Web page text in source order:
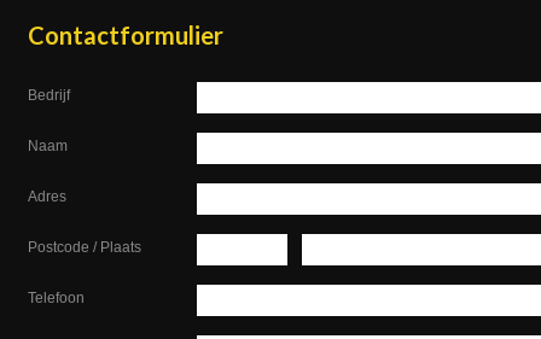
Contactformulier
Bedrijf
Naam
Adres
Postcode / Plaats
Telefoon